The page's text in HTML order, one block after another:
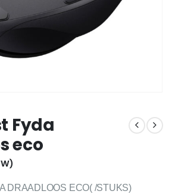
Fyda
eco
DRAADLOOS ECO( /STUKS)